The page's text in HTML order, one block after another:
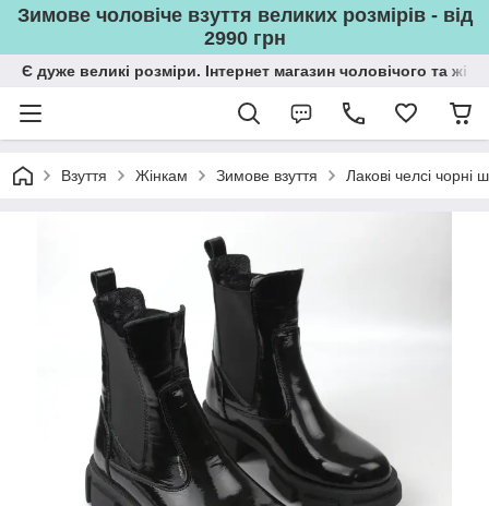
Зимове чоловіче взуття великих розмірів - від
2990 грн
Є дуже великі розміри. Інтернет магазин чоловічого та
Взуття Жінкам Зимове взуття Лакові челсі